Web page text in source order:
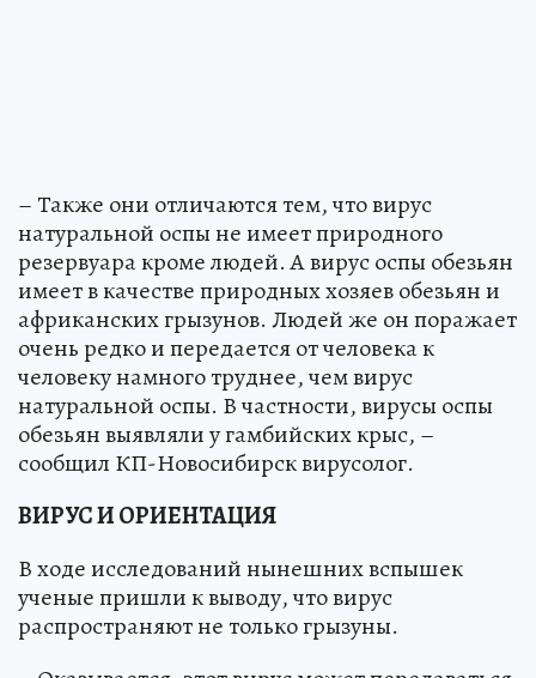
– Также они отличаются тем, что вирус
натуральной оспы не имеет природного
резервуара кроме людей. А вирус оспы обезьян
имеет в качестве природных хозяев обезьян и
африканских грызунов. Людей же он поражает
очень редко и передается от человека к
человеку намного труднее, чем вирус
натуральной оспы. В частности, вирусы оспы
обезьян выявляли у гамбийских крыс, –
сообщил КП-Новосибирск вирусолог.
ВИРУС И ОРИЕНТАЦИЯ
В ходе исследований нынешних вспышек
ученые пришли к выводу, что вирус
распространяют не только грызуны.